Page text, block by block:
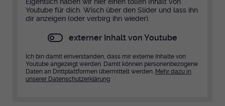
Youtube für dich. Wisch über den Slider und lass ihn
dir anzeigen (oder verbirg ihn wieder).
externer Inhalt von Youtube
Ich bin damit einverstanden, dass mir externe Inhalte von
Youtube angezeigt werden. Damit können personenbezogene
Daten an Drittplattformen übermittelt werden. Mehr dazu in
unserer Datenschutzerklärung